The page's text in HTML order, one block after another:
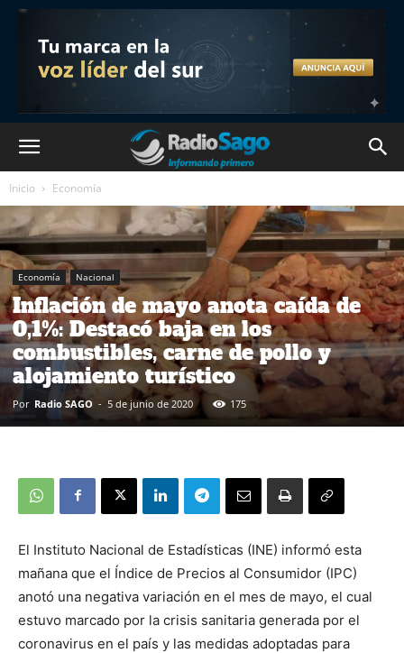
Inicio Economía
Economía Nacional
Inflación de mayo anota caída de
0,1%: Destacó baja en los
combustibles, carne de pollo y
alojamiento turístico
Por Radio SAGO - 5 de junio de 2020 175
El Instituto Nacional de Estadísticas (INE) informó esta
mañana que el Índice de Precios al Consumidor (IPC)
anotó una negativa variación en el mes de mayo, el cual
estuvo marcado por la crisis sanitaria generada por el
coronavirus en el país y las medidas adoptadas para